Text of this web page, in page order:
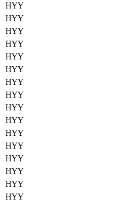
HYY
HYY
HYY
HYY
HYY
HYY
HYY
HYY
HYY
HYY
HYY
HYY
HYY
HYY
HYY
HYY